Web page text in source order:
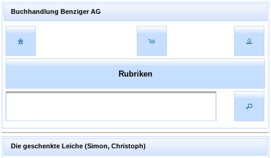
Buchhandlung Benziger AG
Rubriken
Die geschenkte Leiche (Simon, Christoph)